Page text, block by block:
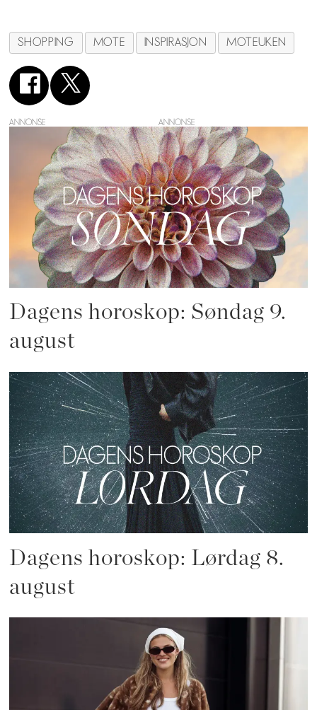
SHOPPING MOTE INSPIRASJON MOTEUKEN
ANNONSE
Dagens horoskop: Søndag 9.
august
Dagens horoskop: Lørdag 8.
august